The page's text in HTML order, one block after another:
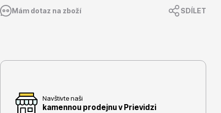
Vodní rostliny
Květináče
Mám dotaz na zboží SDÍLET
Navštivte naši
kamennou prodejnu v Prievidzi